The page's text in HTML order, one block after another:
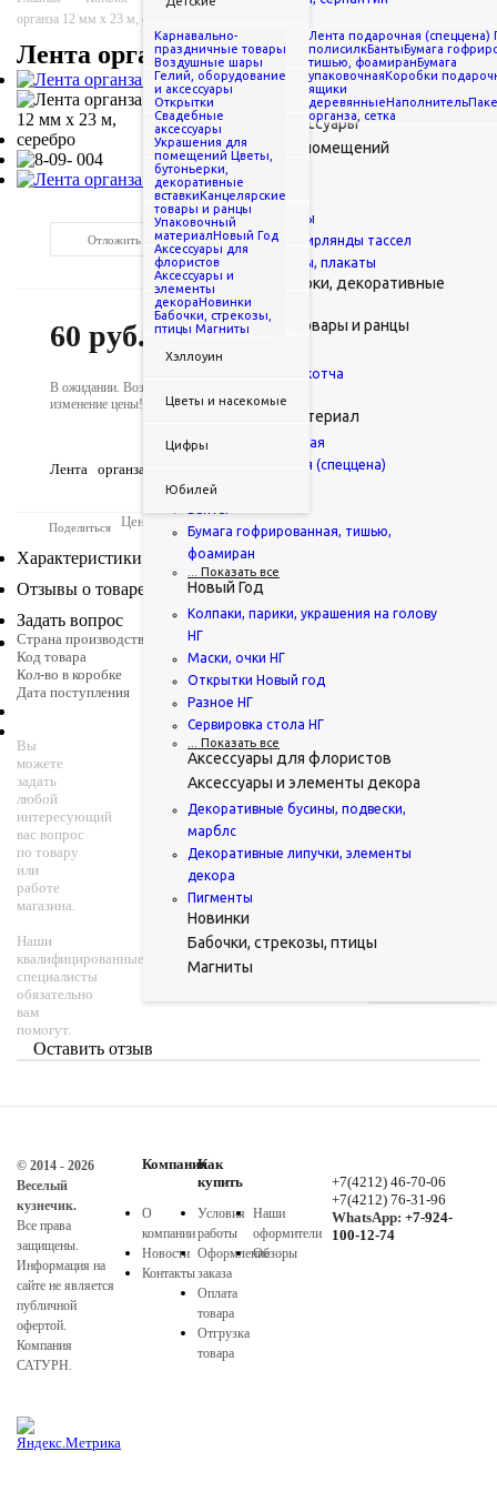
... Показать все
Открытки
Открытки поздравительные
Открытки-конверты
Свадебные аксессуары
Украшения для помещений
Гирлянды
Гирлянды-буквы
Гирлянды-вымпелы
Занавес дождик, гирлянды тассел
Подвески, баннеры, плакаты
Цветы, бутоньерки, декоративные
вставки
Канцелярские товары и ранцы
Ранцы
Диспенсеры для скотча
Канцтовары
Упаковочный материал
Лента декоративная
Лента подарочная (спеццена)
Пленка, полисилк
Бумага гофрированная, тишью,
фоамиран
... Показать все
Новый Год
Колпаки, парики, украшения на голову
НГ
Маски, очки НГ
Открытки Новый год
Разное НГ
Сервировка стола НГ
... Показать все
Аксессуары для флористов
Аксессуары и элементы декора
Декоративные бусины, подвески,
марблс
Декоративные липучки, элементы
декора
Пигменты
Новинки
Бабочки, стрекозы, птицы
Магниты
Животные и птицы
Любовь
Новорожденный
Свадьба
Смайлы
Спорт
Техника
Хэллоуин
Цветы и насекомые
Цифры
Юбилей
Карнавально-
праздничные товары
Воздушные шары
Гелий, оборудование
и аксессуары
Открытки
Свадебные
аксессуары
Украшения для
помещений Цветы,
бутоньерки,
декоративные
вставкиКанцелярские
товары и ранцы
Упаковочный
материалНовый Год
Аксессуары для
флористов
Аксессуары и
элементы
декораНовинки
Бабочки, стрекозы,
птицы Магниты
Лента подарочная (спеццена)
полисилкБантыБумага
тишью, фоамиранБумага
упаковочнаяКоробки
ящики
деревянныеНаполнитель
органза, сетка
органза 12 мм х 23 м, серебро
Лента органза 12 мм х 23 м, серебро
Отложить Сравнить
60 руб. /шт
В ожидании. Возможно
изменение цены!
Ожидаемая дата поступления:
Лента органза 12 мм х 23 м, серебро
Поделиться Цена может отличаться от текущих цен компании
Характеристики
Отзывы о товаре
Задать вопрос
Страна производства
Код товара
003123
Кол-во в коробке
1
Дата поступления
12.08.2026 0:00:00
Вы
можете
задать
любой
интересующий
вас вопрос
по товару
или
работе
магазина.
Наши
квалифицированные
специалисты
обязательно
вам
помогут.
Задать вопрос
Контактный
E-mail
*
Оставить отзыв
© 2014 - 2026
Веселый
кузнечик.
Все права
защищены.
Информация на
сайте не является
публичной
офертой.
Компания
САТУРН.
КомпанияКак
купить
О
компании
Новости
Контакты
Условия
работы
Оформление
заказа
Оплата
товара
Отгрузка
товара
Наши
оформители
Обзоры
+7(4212) 46-70-06
+7(4212) 76-31-96
WhatsApp:+7-924-
100-12-74